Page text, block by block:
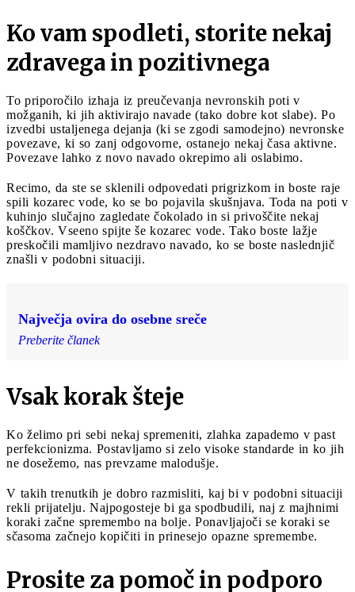
Ko vam spodleti, storite nekaj
zdravega in pozitivnega
To priporočilo izhaja iz preučevanja nevronskih poti v
možganih, ki jih aktivirajo navade (tako dobre kot slabe). Po
izvedbi ustaljenega dejanja (ki se zgodi samodejno) nevronske
povezave, ki so zanj odgovorne, ostanejo nekaj časa aktivne.
Povezave lahko z novo navado okrepimo ali oslabimo.
Recimo, da ste se sklenili odpovedati prigrizkom in boste raje
spili kozarec vode, ko se bo pojavila skušnjava. Toda na poti v
kuhinjo slučajno zagledate čokolado in si privoščite nekaj
koščkov. Vseeno spijte še kozarec vode. Tako boste lažje
preskočili mamljivo nezdravo navado, ko se boste naslednjič
znašli v podobni situaciji.
Največja ovira do osebne sreče
Preberite članek
Vsak korak šteje
Ko želimo pri sebi nekaj spremeniti, zlahka zapademo v past
perfekcionizma. Postavljamo si zelo visoke standarde in ko jih
ne dosežemo, nas prevzame malodušje.
V takih trenutkih je dobro razmisliti, kaj bi v podobni situaciji
rekli prijatelju. Najpogosteje bi ga spodbudili, naj z majhnimi
koraki začne spremembo na bolje. Ponavljajoči se koraki se
sčasoma začnejo kopičiti in prinesejo opazne spremembe.
Prosite za pomoč in podporo